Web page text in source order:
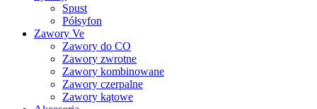
Spust
Półsyfon
Zawory Ve
Zawory do CO
Zawory zwrotne
Zawory kombinowane
Zawory czerpalne
Zawory kątowe